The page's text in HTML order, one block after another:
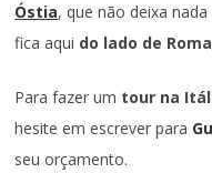
Óstia, que não deixa
fica aqui do lado de Roma
Para fazer um tour na
hesite em escrever para
seu orçamento.